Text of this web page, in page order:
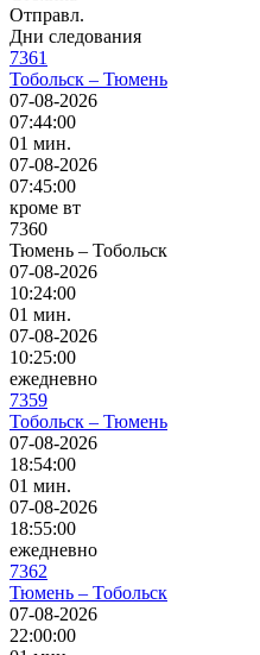
Отправл.
Дни следования
7361
Тобольск – Тюмень
07-08-2026
07:44:00
01 мин.
07-08-2026
07:45:00
кроме вт
7360
Тюмень – Тобольск
07-08-2026
10:24:00
01 мин.
07-08-2026
10:25:00
ежедневно
7359
Тобольск – Тюмень
07-08-2026
18:54:00
01 мин.
07-08-2026
18:55:00
ежедневно
7362
Тюмень – Тобольск
07-08-2026
22:00:00